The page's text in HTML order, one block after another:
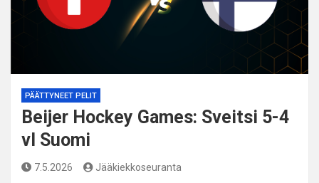
PÄÄTTYNEET PELIT
Beijer Hockey Games: Sveitsi 5-4
vl Suomi
7.5.2026 Jääkiekkoseuranta